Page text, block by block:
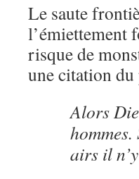
Le saute
l’émiettement
risque de
une citation
Alors
airs il